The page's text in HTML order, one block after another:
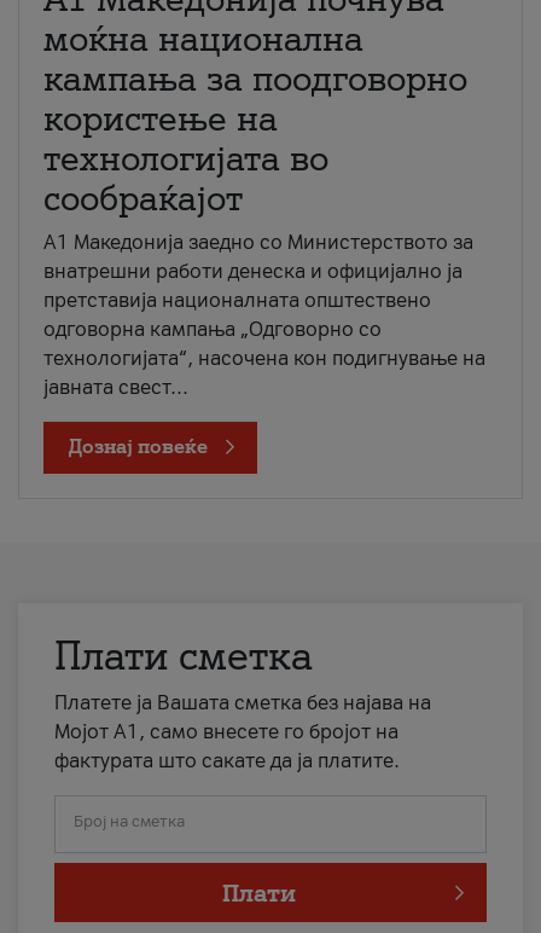
моќна национална
кампања за поодговорно
користење на
технологијата во
сообраќајот
A1 Македонија заедно со Министерството за
внатрешни работи денеска и официјално ја
претставија националната општествено
одговорна кампања „Одговорно со
технологијата“, насочена кон подигнување на
јавната свест...
Дознај повеќе
Плати сметка
Платете ја Вашата сметка без најава на
Мојот А1, само внесете го бројот на
фактурата што сакате да ја платите.
Број на сметка
Плати